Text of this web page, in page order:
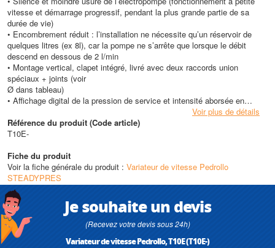
vitesse et démarrage progressif, pendant la plus grande partie de sa
durée de vie)
• Encombrement réduit : l’installation ne nécessite qu’un réservoir de
quelques litres (ex 8l), car la pompe ne s’arrête que lorsque le débit
descend en dessous de 2 l/min
• Montage vertical, clapet intégré, livré avec deux raccords union
spéciaux + joints (voir
Ø dans tableau)
• Affichage digital de la pression de service et intensité aborsée en
• Débit maxi admissible : 200 l/min (? p=1 bar)
• PROTECTIONS:
• Surintensités, anomalies de tensions, températures excessives
(manque de phase en triphasé)
• Modèles mono/mono et mono/tri équipés d’un interrupteur + fusible de
protection
Voir plus de détails
Référence du produit (Code article)
T10E-
Fiche du produit
Voir la fiche générale du produit : Variateur de vitesse Pedrollo
STEADYPRES
Je souhaite un devis
(Recevez votre devis sous 24h)
Variateur de vitesse Pedrollo, T10E (T10E-)